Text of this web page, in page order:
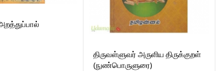
திருவள்ளுவர் அருளிய திருக்குறள்
(நுண்பொருளுரை)